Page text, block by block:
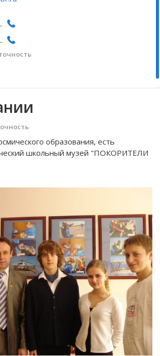
область область
образования, есть
школьный музей "ПОКОРИТЕЛИ